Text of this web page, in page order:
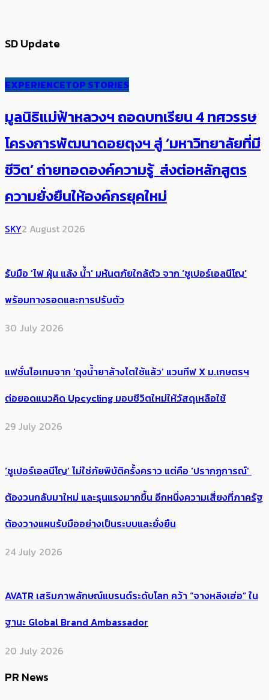
SD Update
EXPERIENCETOP STORIES
มูลนิธิแม่ฟ้าหลวงฯ ถอดบทเรียน 4 ทศวรรษ
โครงการพัฒนาดอยตุงฯ สู่ ‘มหาวิทยาลัยที่มี
ชีวิต’ ถ่ายทอดองค์ความรู้ ส่งต่อหลักสูตร
ความยั่งยืนให้องค์กรยุคใหม่
SKY2 August 2026
รับมือ ‘ไฟ ฝุ่น แล้ง น้ำ’ มหันตภัยใกล้ตัว จาก ‘ซูเปอร์เอลนีโญ’
พร้อมทางรอดและการปรับตัว
30 July 2026
แฟชั่นไอเทมจาก ‘ถุงน้ำยาล้างไตใช้แล้ว’ แวนทีฟ X ม.เกษตรฯ
ต่อยอดแนวคิด Upcycling มอบชีวิตใหม่ให้วัสดุเหลือใช้
29 July 2026
‘ซูเปอร์เอลนีโญ’ ไม่ใช่ภัยพิบัติครั้งคราว แต่คือ ‘ปรากฏการณ์’ ​
ต้อง​วนกลับมาใหม่ และรุนแรงมากขึ้น อีกหนึ่งความเสี่ยงที่ภาครัฐ
ต้องวางแผนรับมืออย่างเป็นระบบและยั่งยืน
24 July 2026
AVATR เสริมภาพลักษณ์แบรนด์ระดับโลก คว้า “จางหลิงเฮ่อ” ใน
ฐานะ Global Brand Ambassador
20 July 2026
PR News